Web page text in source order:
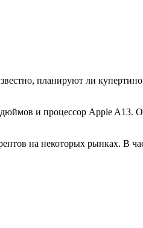
планируют ли
и процессор Apple A13.
на некоторых рынках. В